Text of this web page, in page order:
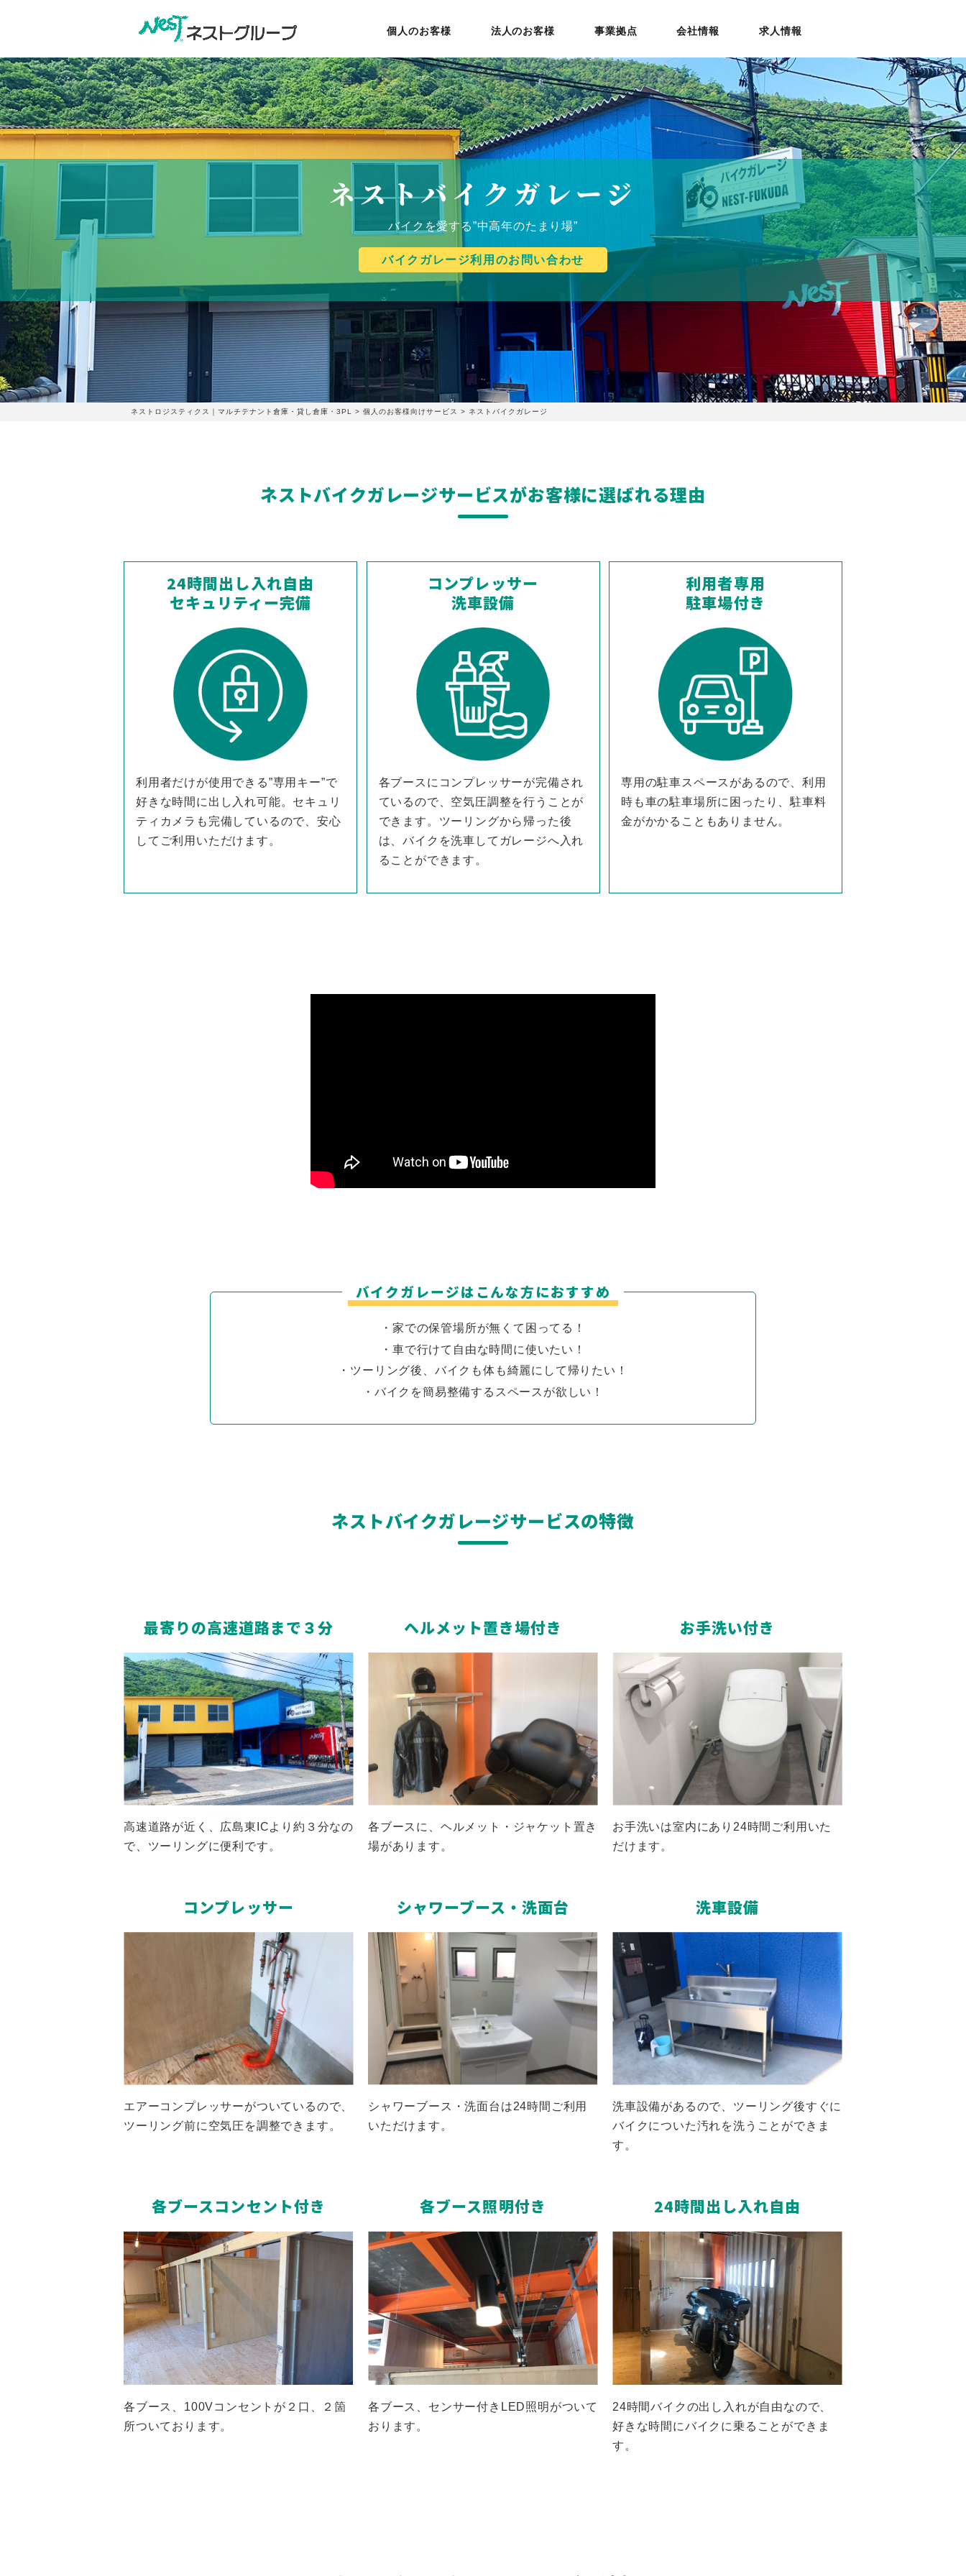
個人のお客様 法人のお客様 事業拠点 会社情報 求人情報
ネストバイクガレージ
バイクを愛する”中高年のたまり場”
バイクガレージ利用のお問い合わせ
ネストロジスティクス｜マルチテナント倉庫・貸し倉庫・3PL > 個人のお客様向けサービス > ネストバイクガレージ
ネストバイクガレージサービスがお客様に選ばれる理由
24時間出し入れ自由
セキュリティー完備
利用者だけが使用できる”専用キー”で
好きな時間に出し入れ可能。セキュリ
ティカメラも完備しているので、安心
してご利用いただけます。
コンプレッサー
洗車設備
各ブースにコンプレッサーが完備され
ているので、空気圧調整を行うことが
できます。ツーリングから帰った後
は、バイクを洗車してガレージへ入れ
ることができます。
利用者専用
駐車場付き
専用の駐車スペースがあるので、利用
時も車の駐車場所に困ったり、駐車料
金がかかることもありません。
バイクガレージは こんな方におすすめ
・家での保管場所が無くて困ってる！
・車で行けて自由な時間に使いたい！
・ツーリング後、バイクも体も綺麗にして帰りたい！
・バイクを簡易整備するスペースが欲しい！
ネストバイクガレージサービスの特徴
最寄りの高速道路まで３分
高速道路が近く、広島東ICより約３分なの
で、ツーリングに便利です。
ヘルメット置き場付き
各ブースに、ヘルメット・ジャケット置き
場があります。
お手洗い付き
お手洗いは室内にあり24時間ご利用いた
だけます。
コンプレッサー
エアーコンプレッサーがついているので、
ツーリング前に空気圧を調整できます。
シャワーブース・洗面台
シャワーブース・洗面台は24時間ご利用
いただけます。
洗車設備
洗車設備があるので、ツーリング後すぐに
バイクについた汚れを洗うことができま
す。
各ブースコンセント付き
各ブース、100Vコンセントが２口、２箇
所ついております。
各ブース照明付き
各ブース、センサー付きLED照明がついて
おります。
24時間出し入れ自由
24時間バイクの出し入れが自由なので、
好きな時間にバイクに乗ることができま
す。